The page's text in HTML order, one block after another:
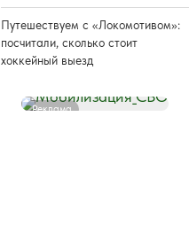
Путешествуем с «Локомотивом»:
посчитали, сколько стоит
хоккейный выезд
Реклама